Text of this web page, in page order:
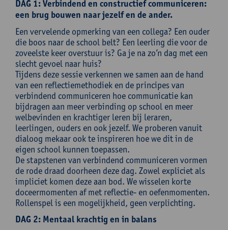
DAG 1: Verbindend en constructief communiceren:
een brug bouwen naar jezelf en de ander.
Een vervelende opmerking van een collega? Een ouder
die boos naar de school belt? Een leerling die voor de
zoveelste keer overstuur is? Ga je na zo’n dag met een
slecht gevoel naar huis?
Tijdens deze sessie verkennen we samen aan de hand
van een reflectiemethodiek en de principes van
verbindend communiceren hoe communicatie kan
bijdragen aan meer verbinding op school en meer
welbevinden en krachtiger leren bij leraren,
leerlingen, ouders en ook jezelf. We proberen vanuit
dialoog mekaar ook te inspireren hoe we dit in de
eigen school kunnen toepassen.
De stapstenen van verbindend communiceren vormen
de rode draad doorheen deze dag. Zowel expliciet als
impliciet komen deze aan bod. We wisselen korte
doceermomenten af met reflectie- en oefenmomenten.
Rollenspel is een mogelijkheid, geen verplichting.
DAG 2: Mentaal krachtig en in balans